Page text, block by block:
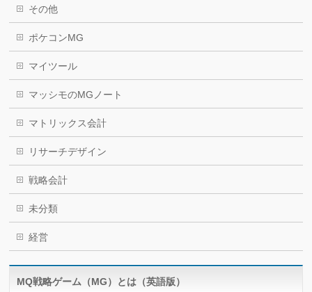
その他
ポケコンMG
マイツール
マッシモのMGノート
マトリックス会計
リサーチデザイン
戦略会計
未分類
経営
MQ戦略ゲーム（MG）とは（英語版）